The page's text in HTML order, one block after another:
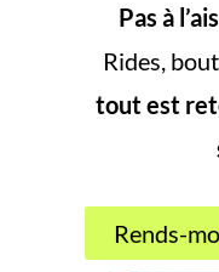
Pas à
Rides,
tout est
Rends-